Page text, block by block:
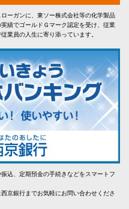
ーガンに、東ソー株式会社等の化学製品
績でゴールドＧマーク認定を受け、従業
業員の人生に寄り添っています。
込、定期預金の手続きなどをスマートフ
京銀行までお気軽にお問い合わせくださ